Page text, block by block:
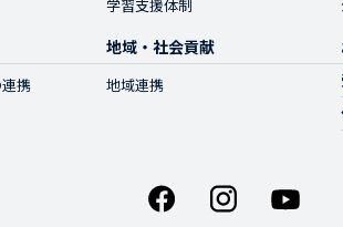
学習支援体制
携
地域・社会貢献
地域連携